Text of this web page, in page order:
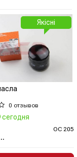
0 отзывов
сегодня
OC 205
/ KNECHT
Якісні